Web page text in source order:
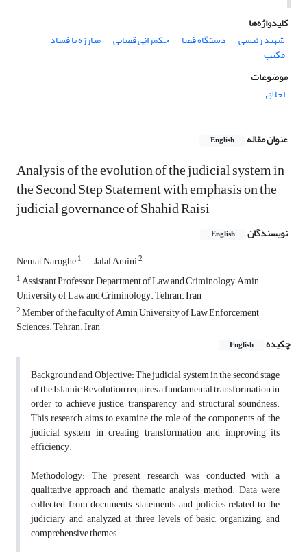
کلیدواژه‌ها
شهید رئیسی
دستگاه قضا حکمرانی قضایی مبارزه با فساد
مکتب
موضوعات
اخلاق
عنوان مقاله English
Analysis of the evolution of the judicial system in
the Second Step Statement with emphasis on the
judicial governance of Shahid Raisi
نویسندگان English
Nemat Naroghe1 Jalal Amini2
1Assistant Professor, Department of Law and Criminology, Amin
University of Law and Criminology. Tehran. Iran
2Member of the faculty of Amin University of Law Enforcement
Sciences. Tehran. Iran
چکیده
English
Background and Objective: The judicial system in the second stage
of the Islamic Revolution requires a fundamental transformation in
order to achieve justice, transparency, and structural soundness.
This research aims to examine the role of the components of the
judicial system in creating transformation and improving its
efficiency.
Methodology: The present research was conducted with a
qualitative approach and thematic analysis method. Data were
collected from documents, statements, and policies related to the
judiciary and analyzed at three levels of basic, organizing, and
comprehensive themes.